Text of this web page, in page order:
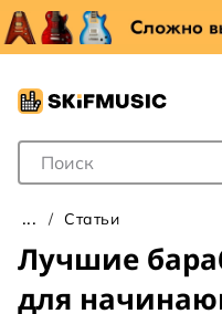
Поле для Поиска
Статьи
Лучшие
для